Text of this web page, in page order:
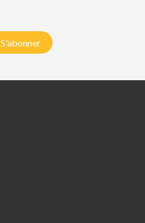
S'abonner